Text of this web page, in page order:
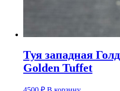
Туя западная
Golden Tuffet